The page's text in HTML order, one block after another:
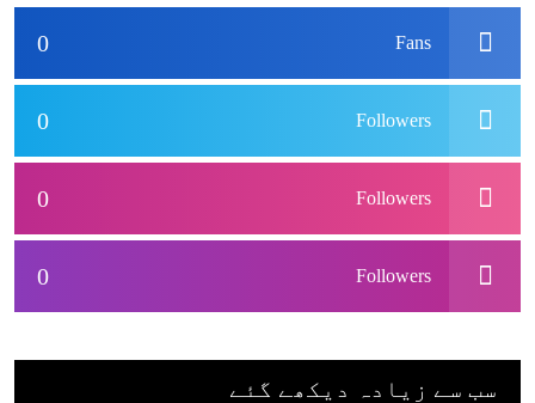
0 Fans
0 Followers
0 Followers
0 Followers
سب سے زیادہ دیکھے گئے